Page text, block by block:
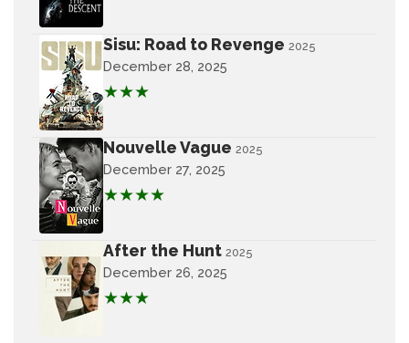
Sisu: Road to Revenge 2025
December 28, 2025
★★★
Nouvelle Vague 2025
December 27, 2025
★★★★
After the Hunt 2025
December 26, 2025
★★★